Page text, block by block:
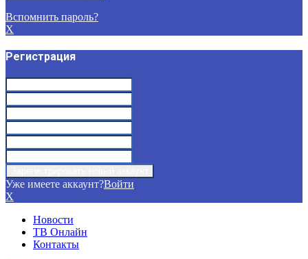
Вспомнить пароль?
X
Регистрация
Уже имеете аккаунт?Войти
X
Новости
ТВ Онлайн
Контакты